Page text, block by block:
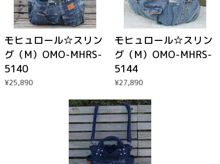
モヒュロール☆スリン
グ（M）OMO-MHRS-
5140
¥25,890
モヒュロール☆スリン
グ（M）OMO-MHRS-
5144
¥27,890